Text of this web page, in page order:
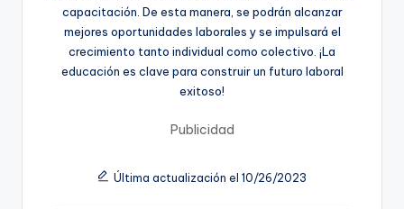
capacitación. De esta manera, se podrán alcanzar
mejores oportunidades laborales y se impulsará el
crecimiento tanto individual como colectivo. ¡La
educación es clave para construir un futuro laboral
exitoso!
Publicidad
Última actualización el 10/26/2023